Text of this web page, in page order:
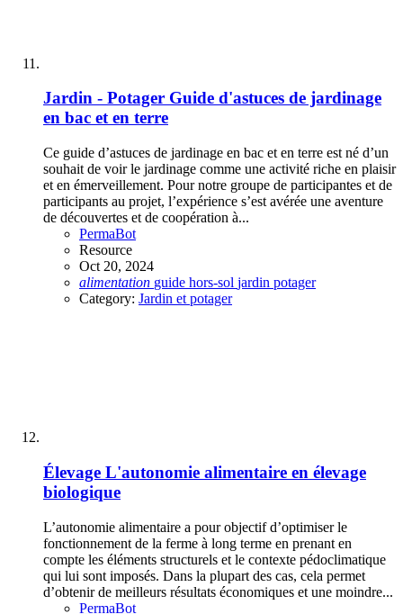
Jardin - Potager Guide d'astuces de jardinage
en bac et en terre
Ce guide d’astuces de jardinage en bac et en terre est né d’un
souhait de voir le jardinage comme une activité riche en plaisir
et en émerveillement. Pour notre groupe de participantes et de
participants au projet, l’expérience s’est avérée une aventure
de découvertes et de coopération à...
PermaBot
Resource
Oct 20, 2024
alimentation guide hors-sol jardin potager
Category: Jardin et potager
Élevage L'autonomie alimentaire en élevage
biologique
L’autonomie alimentaire a pour objectif d’optimiser le
fonctionnement de la ferme à long terme en prenant en
compte les éléments structurels et le contexte pédoclimatique
qui lui sont imposés. Dans la plupart des cas, cela permet
d’obtenir de meilleurs résultats économiques et une moindre...
PermaBot